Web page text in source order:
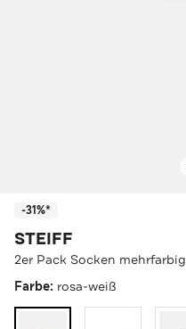
-31%*
STEIFF
2er Pack Socken mehrfarbig
Farbe: rosa-weiß